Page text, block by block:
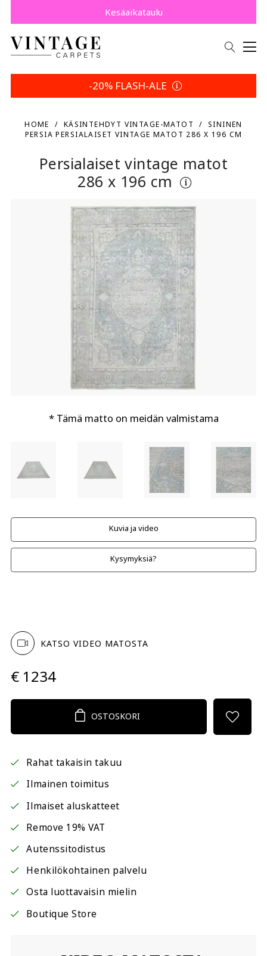
Säästä 5 % | Palautusehtosi
Osta nyt, maksa myöhemmin Klarnalla.
Kesäaikataulu
-20% FLASH-ALE
HOME KÄSINTEHDYT VINTAGE-MATOT
SININEN
PERSIA PERSIALAISET VINTAGE MATOT 286 X 196 CM
Persialaiset vintage matot
286 x 196 cm
* Tämä matto on meidän valmistama
Kuvia ja video
Kysymyksiä?
KATSO VIDEO MATOSTA
€ 1234
OSTOSKORI
Rahat takaisin takuu
Ilmainen toimitus
Ilmaiset aluskatteet
Remove 19% VAT
Autenssitodistus
Henkilökohtainen palvelu
Osta luottavaisin mielin
Boutique Store